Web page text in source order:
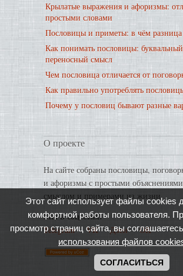
Крылатые выражения и афоризмы:
простыми словами
Пословицы и приметы: в чём разница
Как понимать пословицы:
переносный смысл
Чем пословица отличается от
Как правильно употреблять
Почему у пословиц бывают разные
О проекте
На сайте собраны пословицы,
и афоризмы с простыми
смыслом и примерами из жизни.
Мы в соцсетях:
Telegram · VK · Дзен · OK
Этот сайт использует файлы cookies
комфортной работы пользователя.
просмотр страниц сайта, вы
использования файлов
СОГЛАСИТЬСЯ